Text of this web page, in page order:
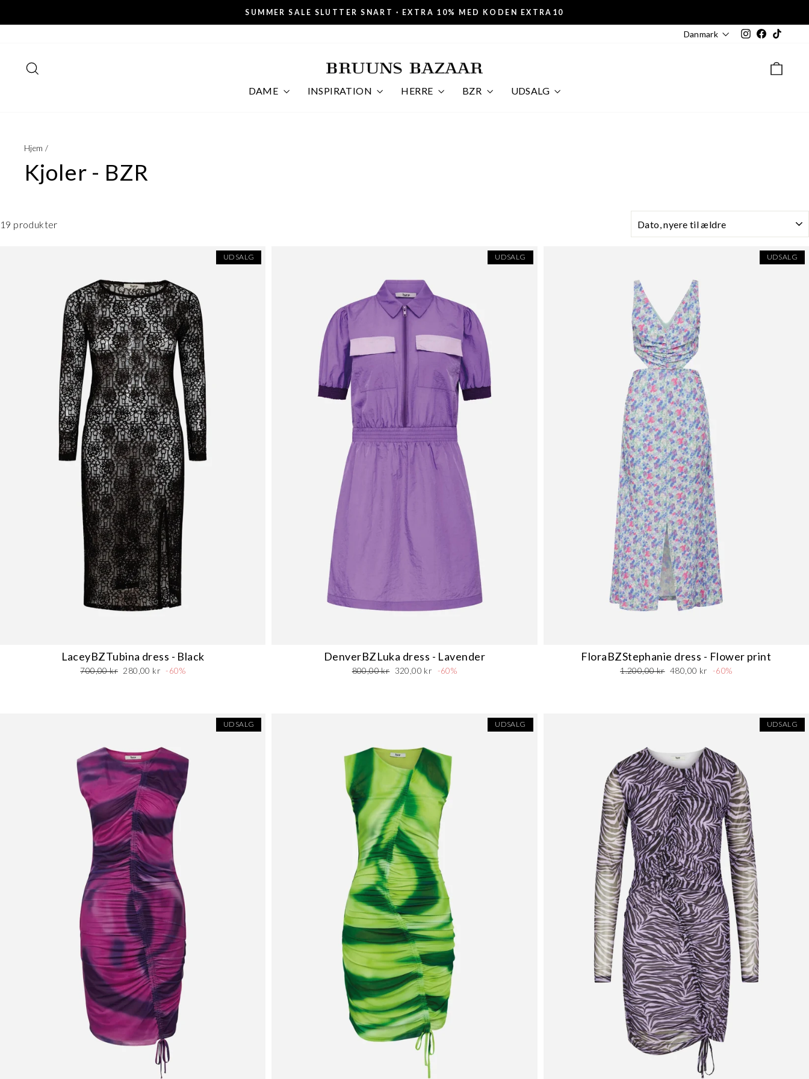
til
Pause
SUMMER SALE SLUTTER SNART · EXTRA 10% MED KODEN EXTRA10
Danmark Instagram
Facebook
DAME INSPIRATION HERRE BZR UDSALG
Hjem /
Kjoler - BZR
19 produkter
UDSALG
LaceyBZTubina dress - Black
Normalpris
700,00 kr Udsalgspris
280,00 kr -60%
UDSALG
DenverBZLuka dress - Lavender
Normalpris
800,00 kr Udsalgspris
320,00 kr -60%
UDSALG
FloraBZStephanie dress - Flower print
Normalpris
1.200,00 kr Udsalgspris
480,00 kr -60%
UDSALG UDSALG UDSALG